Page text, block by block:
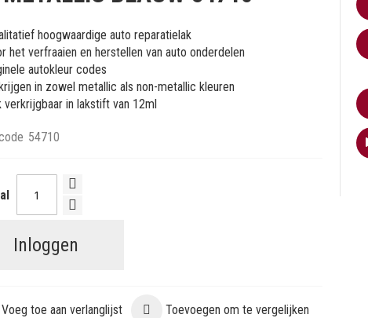
hoogwaardige auto reparatielak
het verfraaien en herstellen van auto onderdelen
autokleur codes
in zowel metallic als non-metallic kleuren
verkrijgbaar in lakstift van 12ml
54710
Inloggen
Voeg toe aan verlanglijst Toevoegen om te vergelijken